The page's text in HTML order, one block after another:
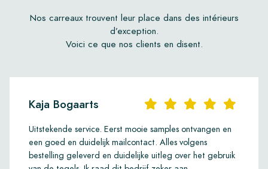
Nos carreaux trouvent leur place dans des intérieurs
d’exception.
Voici ce que nos clients en disent.
Kaja Bogaarts
Uitstekende service. Eerst mooie samples ontvangen en
een goed en duidelijk mailcontact. Alles volgens
bestelling geleverd en duidelijke uitleg over het gebruik